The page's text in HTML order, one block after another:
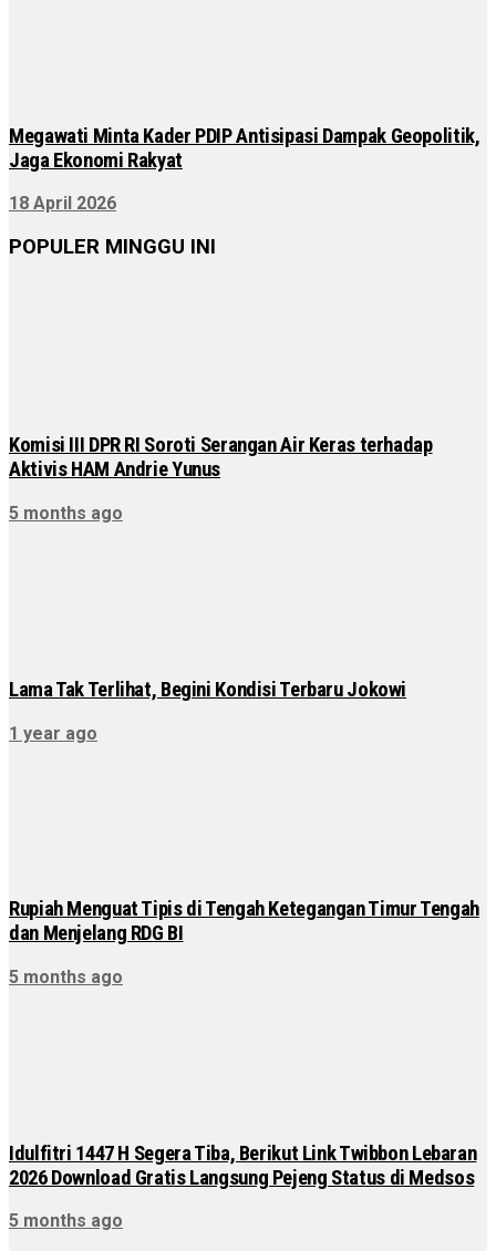
Megawati Minta Kader PDIP Antisipasi Dampak Geopolitik,
Jaga Ekonomi Rakyat
18 April 2026
POPULER MINGGU INI
Komisi III DPR RI Soroti Serangan Air Keras terhadap
Aktivis HAM Andrie Yunus
5 months ago
Lama Tak Terlihat, Begini Kondisi Terbaru Jokowi
1 year ago
Rupiah Menguat Tipis di Tengah Ketegangan Timur Tengah
dan Menjelang RDG BI
5 months ago
Idulfitri 1447 H Segera Tiba, Berikut Link Twibbon Lebaran
2026 Download Gratis Langsung Pejeng Status di Medsos
5 months ago